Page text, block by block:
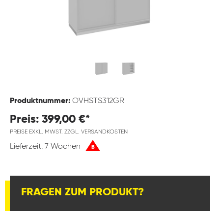
Produktnummer: OVHSTS312GR
Preis: 399,00 €*
PREISE EXKL. MWST. ZZGL. VERSANDKOSTEN
Lieferzeit: 7 Wochen B
FRAGEN ZUM PRODUKT?